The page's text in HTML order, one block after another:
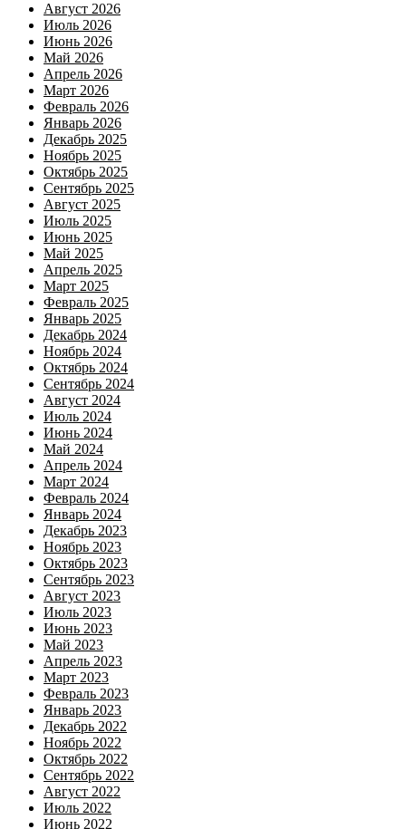
Август 2026
Июль 2026
Июнь 2026
Май 2026
Апрель 2026
Март 2026
Февраль 2026
Январь 2026
Декабрь 2025
Ноябрь 2025
Октябрь 2025
Сентябрь 2025
Август 2025
Июль 2025
Июнь 2025
Май 2025
Апрель 2025
Март 2025
Февраль 2025
Январь 2025
Декабрь 2024
Ноябрь 2024
Октябрь 2024
Сентябрь 2024
Август 2024
Июль 2024
Июнь 2024
Май 2024
Апрель 2024
Март 2024
Февраль 2024
Январь 2024
Декабрь 2023
Ноябрь 2023
Октябрь 2023
Сентябрь 2023
Август 2023
Июль 2023
Июнь 2023
Май 2023
Апрель 2023
Март 2023
Февраль 2023
Январь 2023
Декабрь 2022
Ноябрь 2022
Октябрь 2022
Сентябрь 2022
Август 2022
Июль 2022
Июнь 2022